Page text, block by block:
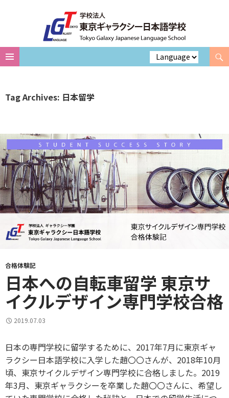
Search
Skip
content
Tag Archives: 日本留学
合格体験記
日本への自転車留学 東京サ
イクルデザイン専門学校合格
2019.07.03
日本の専門学校に留学するために、2017年7月に東京ギャ
ラクシー日本語学校に入学した趙〇〇さんが、2018年10月
頃、東京サイクルデザイン専門学校に合格しました。2019
年3月、東京ギャラクシーを卒業した趙〇〇さんに、希望し